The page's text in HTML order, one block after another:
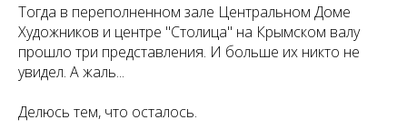
Тогда в переполненном зале Центральном Доме
Художников и центре "Столица" на Крымском валу
прошло три представления. И больше их никто не
увидел. А жаль...
Делюсь тем, что осталось.